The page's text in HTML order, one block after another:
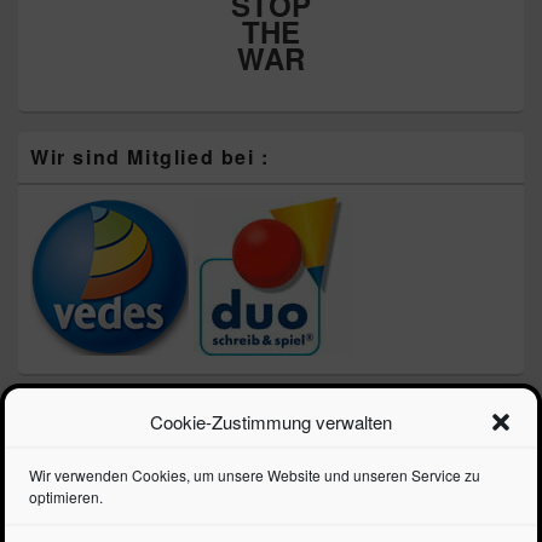
Cookie-Zustimmung verwalten
Wir verwenden Cookies, um unsere Website und unseren Service zu
optimieren.
THE
WAR
Wir sind Mitglied bei :
Neueste Beiträge
Schulprospekt 2026 – Die Schule geht los!!!
LEGO zum Vatertag – Speed Champions 3 für 2 Aktion